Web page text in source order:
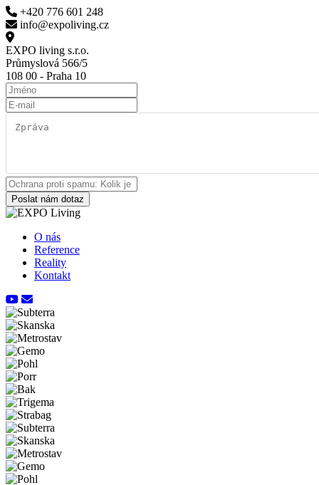
+420 776 601 248
info@expoliving.cz
EXPO living s.r.o.
Průmyslová 566/5
108 00 - Praha 10
Poslat nám dotaz
O nás
Reference
Reality
Kontakt